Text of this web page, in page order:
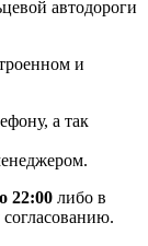
автодороги
и
а так
22:00 либо в